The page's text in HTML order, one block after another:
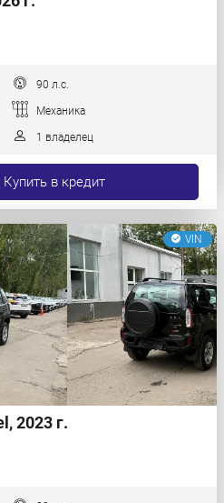
90 л.с.
Механика
1 владелец
Купить в кредит
VIN
2023 г.